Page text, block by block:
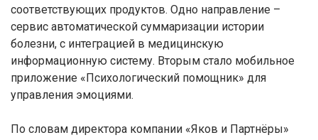
соответствующих продуктов. Одно направление –
сервис автоматической суммаризации истории
болезни, с интеграцией в медицинскую
информационную систему. Вторым стало мобильное
приложение «Психологический помощник» для
управления эмоциями.
По словам директора компании «Яков и Партнёры»